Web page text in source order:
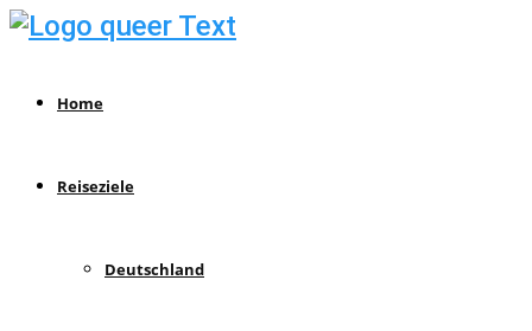
Home
Reiseziele
Deutschland